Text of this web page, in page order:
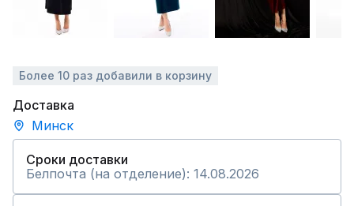
Более 10 раз добавили в корзину
Доставка
Минск
Сроки доставки
Белпочта (на отделение): 14.08.2026